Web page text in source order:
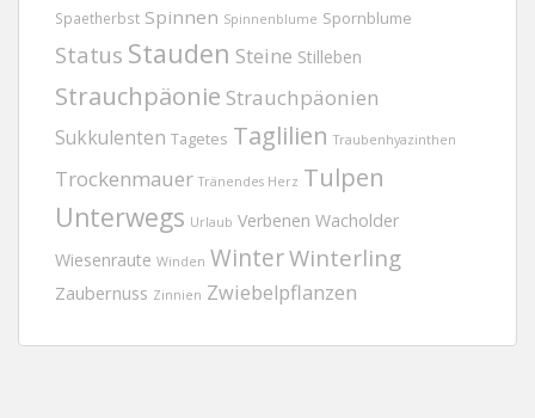
Spaetherbst Spinnen Spinnenblume Spornblume
Status Stauden Steine Stilleben
Strauchpäonie Strauchpäonien
Sukkulenten Tagetes Taglilien Traubenhyazinthen
Trockenmauer Tränendes Herz Tulpen
Unterwegs Urlaub Verbenen Wacholder
Wiesenraute Winden WinterWinterling
Zaubernuss Zinnien Zwiebelpflanzen